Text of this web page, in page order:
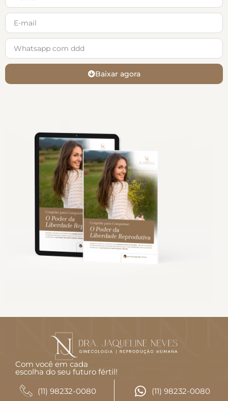
Baixar agora
Com você em cada
escolha do seu futuro fértil!
CONTATO
(11) 98232-0080 (11) 98232-0080